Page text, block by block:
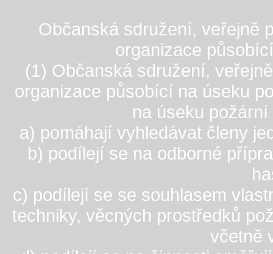
Občanská sdružení, veřejně
organizace
(1) Občanská sdružení,
organizace působící na úseku
na úseku
a) pomáhají vyhledávat členy
b) podílejí se na odborné
c) podílejí se se souhlasem
techniky, věcných prostředků
včetně